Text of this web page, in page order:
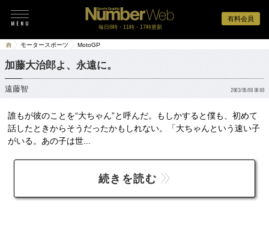
有料会員
毎日6時・11時・17時更新
モータースポーツ MotoGP
加藤大治郎よ、永遠に。
遠藤智 2003/05/08 00:00
誰もが彼のことを“大ちゃん”と呼んだ。もしかすると僕も、初めて
話したときからそうだったかもしれない。「大ちゃんという速い子
がいる。あの子は世...
続きを読む